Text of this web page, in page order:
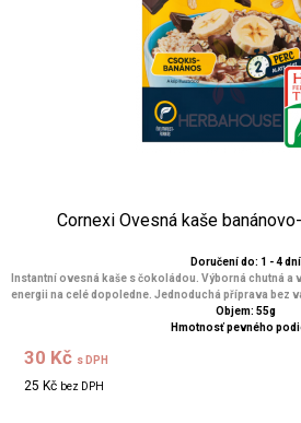
Cornexi Ovesná kaše
Doručení do: 1 - 4 dní
Instantní ovesná kaše s čokoládou. Výborná chutná a
energii na celé dopoledne. Jednoduchá příprava bez
Objem: 55g
Hmotnosť pevného
30 Kč s DPH
25 Kč bez DPH